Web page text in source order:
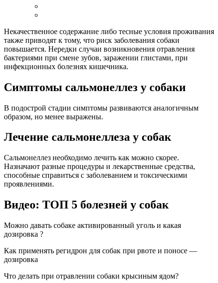
Некачественное содержание либо тесные условия проживания
также приводят к тому, что риск заболевания собаки
повышается. Нередки случаи возникновения отравления
бактериями при смене зубов, заражении глистами, при
инфекционных болезнях кишечника.
Симптомы сальмонеллез у собаки
В подострой стадии симптомы развиваются аналогичным
образом, но менее выражены.
Лечение сальмонеллеза у собак
Сальмонеллез необходимо лечить как можно скорее.
Назначают разные процедуры и лекарственные средства,
способные справиться с заболеванием и токсическими
проявлениями.
Видео: ТОП 5 болезней у собак
Можно давать собаке активированный уголь и какая
дозировка ?
Как применять регидрон для собак при рвоте и поносе —
дозировка
Что делать при отравлении собаки крысиным ядом?